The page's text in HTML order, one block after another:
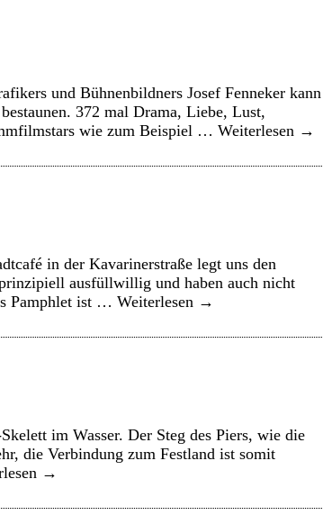
und Bühnenbildners Josef Fenneker kann
372 mal Drama, Liebe, Lust,
wie zum Beispiel … Weiterlesen →
in der Kavarinerstraße legt uns den
ausfüllwillig und haben auch nicht
Pamphlet ist … Weiterlesen →
im Wasser. Der Steg des Piers, wie die
die Verbindung zum Festland ist somit
→